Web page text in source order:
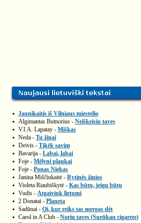
▪ Jaunikaitis iš Vilniaus miestelio
▪ Algimantas Butnorius - Neiškeisiu tavęs
▪ V.I.A. Lapatay - Miškas
▪ Neda - Tu žinai
▪ Deivis - Tikėk savim
▪ Bavarija - Labai, labai
▪ Foje - Mėlyni plaukai
▪ Foje - Ponas Niekas
▪ Janina Miščiukaitė - Rytinės žinios
▪ Violeta Riaubiškytė - Kas būtų, jeigu būtų
▪ Vudis - Atgaivink lietumi
▪ 2 Donatai - Planeta
▪ Sadūnai - Oi, kur reiks tas mergas dėt
▪ Carol in A Club - Noriu tavęs (Surūkau cigaretę)